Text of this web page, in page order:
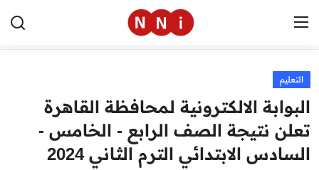
الرئيسية
اخبار مصر
العالم
التعليم
البوابة الالكترونية لمحافظة القاهرة
تعلن نتيجة الصف الرابع - الخامس -
السادس الابتدائي الترم الثاني 2024